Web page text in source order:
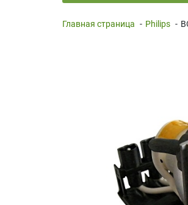
Главная страница - Philips -